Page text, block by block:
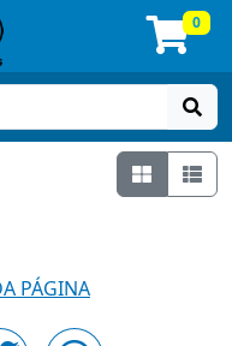
0
Grade
PÁGINA